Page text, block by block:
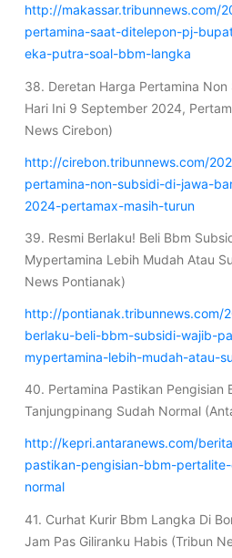
http://makassar.tribunnews.com/
pertamina-saat-ditelepon-pj-
eka-putra-soal-bbm-langka
38. Deretan Harga Pertamina
Hari Ini 9 September 2024,
News Cirebon)
http://cirebon.tribunnews.com/
pertamina-non-subsidi-di-jawa-
2024-pertamax-masih-turun
39. Resmi Berlaku! Beli Bbm
Mypertamina Lebih Mudah Atau
News Pontianak)
http://pontianak.tribunnews.com/
berlaku-beli-bbm-subsidi-wajib-
mypertamina-lebih-mudah-atau-
40. Pertamina Pastikan Pengisian
Tanjungpinang Sudah Normal
http://kepri.antaranews.com/
pastikan-pengisian-bbm-
normal
41. Curhat Kurir Bbm Langka Di
Jam Pas Giliranku Habis (Tribun